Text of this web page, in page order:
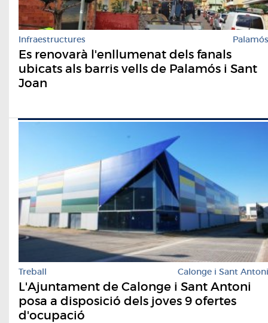
Infraestructures Palamós
Es renovarà l'enllumenat dels fanals
ubicats als barris vells de Palamós i Sant
Joan
Treball Calonge i Sant Antoni
L'Ajuntament de Calonge i Sant Antoni
posa a disposició dels joves 9 ofertes
d'ocupació